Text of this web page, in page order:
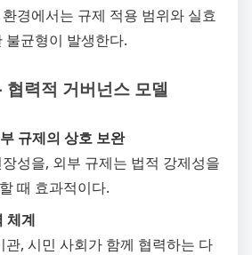
경에서는 규제 적용 범위와 실효
불균형이 발생한다.
력적 거버넌스 모델
규제의 상호 보완
성을, 외부 규제는 법적 강제성을
때 효과적이다.
체계
관, 시민 사회가 함께 협력하는 다